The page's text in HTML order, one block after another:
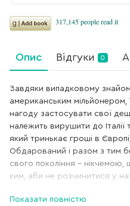
Опис Відгуки 0
Завдяки випадковому
американським мільйонером,
нагоду застосувати свої
належить вирушити до Італії
який тринькає гроші в
Обдарований і разом з тим
свого покоління –
ким, аби не розчинитися у
привласнити чуже...
Показати повністю